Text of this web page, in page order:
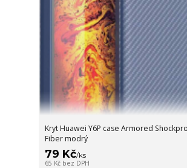
Kryt Huawei Y6P case Armored
Fiber modrý
79 Kč/ks
65 Kč bez DPH